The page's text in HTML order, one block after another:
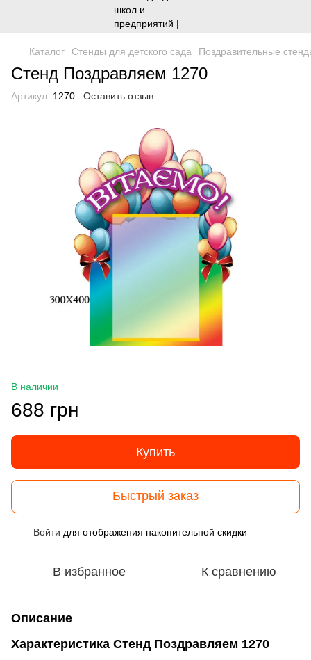
Каталог Стенды для детского сада Поздравительные
Стенд Поздравляем 1270
Артикул: 1270 Оставить отзыв
В наличии
688 грн
Купить
Быстрый заказ
Войти для отображения накопительной скидки
В избранное К сравнению
Описание
Характеристика Стенд Поздравляем 1270